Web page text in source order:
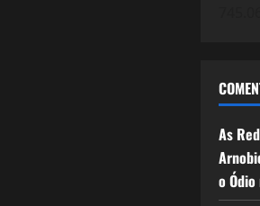
As
o